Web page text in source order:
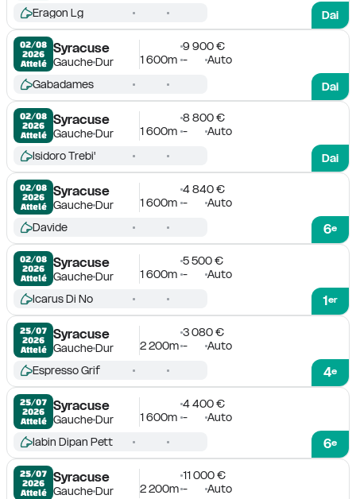
Dai
Eragon Lg
02/08
2026
Attelé
Syracuse
GaucheDur
9 900 €
1 600m -
Auto
Dai
Gabadames
02/08
2026
Attelé
Syracuse
GaucheDur
8 800 €
1 600m -
Auto
Dai
Isidoro Trebi'
02/08
2026
Attelé
Syracuse
GaucheDur
4 840 €
1 600m - Auto
6e
Davide
02/08
2026
Attelé
Syracuse
GaucheDur
5 500 €
1 600m - Auto
1er
Icarus Di No
25/07
2026
Attelé
Syracuse
GaucheDur
3 080 €
2 200m - Auto
4e
Espresso Grif
25/07
2026
Attelé
Syracuse
GaucheDur
4 400 €
1 600m - Auto
6e
Iabin Dipan Pett
25/07
2026
Attelé
Syracuse
GaucheDur
11 000 €
2 200m - Auto